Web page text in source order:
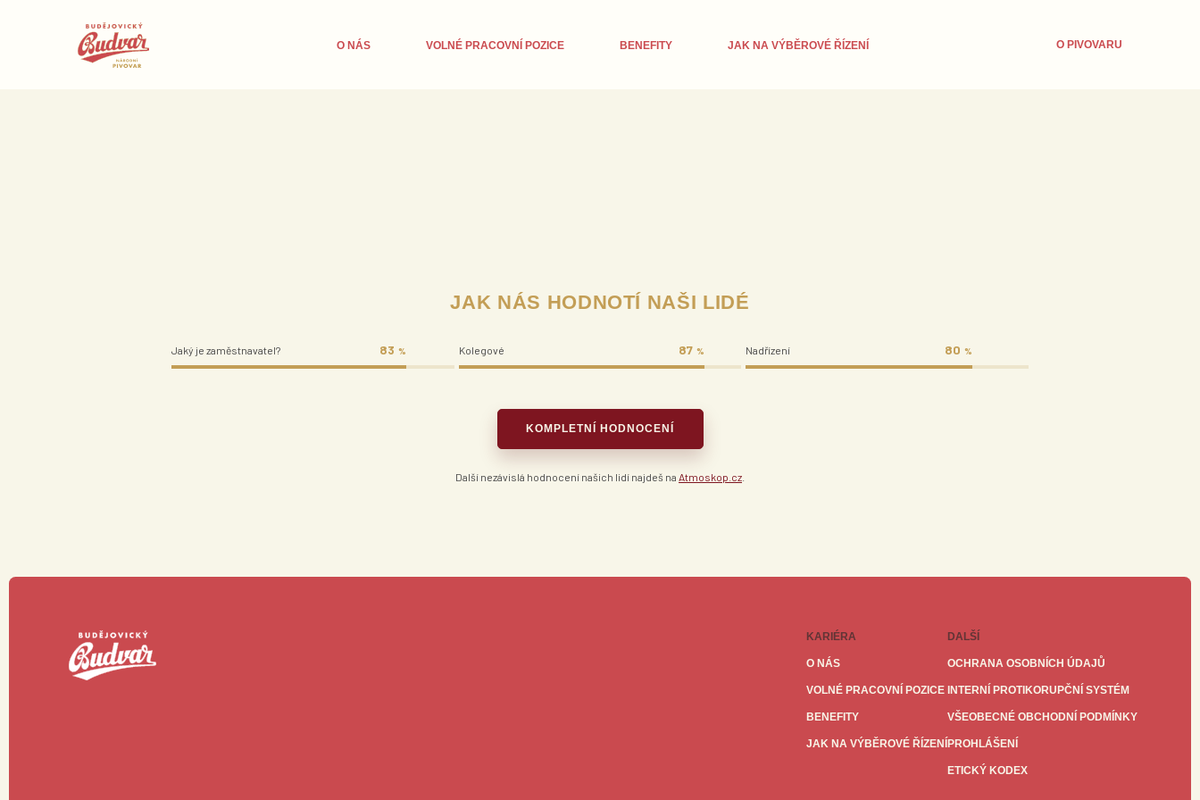
O NÁS VOLNÉ PRACOVNÍ POZICE BENEFITY JAK NA VÝBĚROVÉ ŘÍZENÍ O PIVOVARU
JAK NÁS HODNOTÍ NAŠI LIDÉ
Jaký je zaměstnavatel? 83 % Kolegové 87 % Nadřízení 80 %
KOMPLETNÍ HODNOCENÍ
Další nezávislá hodnocení našich lidí najdeš na Atmoskop.cz
KARIÉRA
O NÁS
VOLNÉ PRACOVNÍ POZICE
BENEFITY
JAK NA VÝBĚROVÉ ŘÍZENÍ
DALŠÍ
OCHRANA OSOBNÍCH ÚDAJŮ
INTERNÍ PROTIKORUPČNÍ SYSTÉM
VŠEOBECNÉ OBCHODNÍ PODMÍNKY
PROHLÁŠENÍ
ETICKÝ KODEX